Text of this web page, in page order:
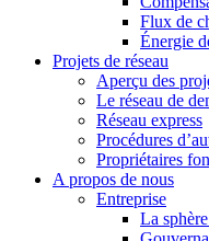
Flux de
Énergie
Projets de réseau
Aperçu des
Le réseau de
Réseau express
Procédures
Propriétaires
A propos de nous
Entreprise
La